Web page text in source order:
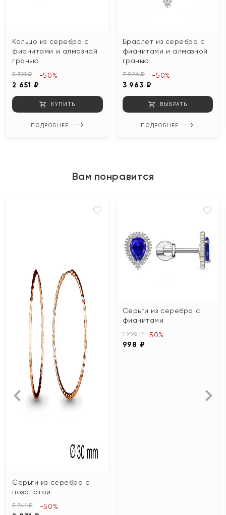
Кольцо из серебра с
фианитами и алмазной
гранью
5 301 ₽
2 651 ₽
-50%
КУПИТЬ
ПОДРОБНЕЕ
Браслет из серебра с
фианитами и алмазной
гранью
7 926 ₽
3 963 ₽
-50%
ВЫБРАТЬ
ПОДРОБНЕЕ
Вам понравится
Серьги из серебра с
позолотой
5 741 ₽ -50%
Серьги из серебра с
фианитами
1 996 ₽
998 ₽
-50%